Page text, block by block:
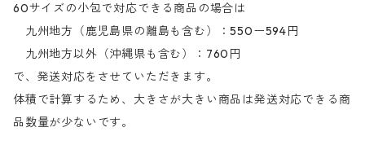
60サイズの小包で対応できる商品の場合は
九州地方（鹿児島県の離島も含む）：550ー594円
九州地方以外（沖縄県も含む）：760円
で、発送対応をさせていただきます。
体積で計算するため、大きさが大きい商品は発送対応できる商
品数量が少ないです。